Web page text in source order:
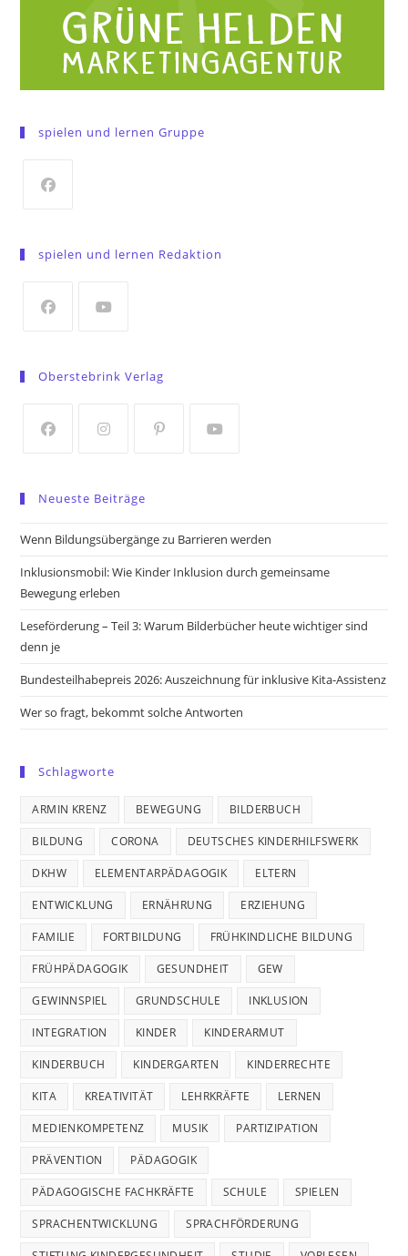
spielen und lernen Gruppe
a
tab
spielen und lernen Redaktion
a
tab
tab
Oberstebrink Verlag
a
new
new
a
new
new
Neueste Beiträge
Wenn Bildungsübergänge zu Barrieren werden
Inklusionsmobil: Wie Kinder Inklusion durch gemeinsame
Bewegung erleben
Leseförderung – Teil 3: Warum Bilderbücher heute wichtiger sind
denn je
Bundesteilhabepreis 2026: Auszeichnung für inklusive Kita-Assistenz
Wer so fragt, bekommt solche Antworten
Schlagworte
ARMIN KRENZ BEWEGUNG BILDERBUCH
BILDUNG CORONA DEUTSCHES KINDERHILFSWERK
DKHW ELEMENTARPÄDAGOGIK ELTERN
ENTWICKLUNG ERNÄHRUNG ERZIEHUNG
FAMILIE FORTBILDUNG FRÜHKINDLICHE BILDUNG
FRÜHPÄDAGOGIK GESUNDHEIT GEW
GEWINNSPIEL GRUNDSCHULE INKLUSION
INTEGRATION KINDER KINDERARMUT
KINDERBUCH KINDERGARTEN KINDERRECHTE
KITA KREATIVITÄT LEHRKRÄFTE LERNEN
MEDIENKOMPETENZ MUSIK PARTIZIPATION
PRÄVENTION PÄDAGOGIK
PÄDAGOGISCHE FACHKRÄFTE SCHULE SPIELEN
SPRACHENTWICKLUNG SPRACHFÖRDERUNG